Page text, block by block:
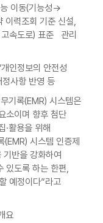
이동(기능성→
이력조회 기준 신설,
고속도로) 표준 관리
인정보의 안전성
사항 반영 등
기록(EMR) 시스템은
소이며 향후 첨단
·활용을 위해
(EMR) 시스템 인증제
기반을 강화하여
있도록 하는 한편,
예정이다”라고
요